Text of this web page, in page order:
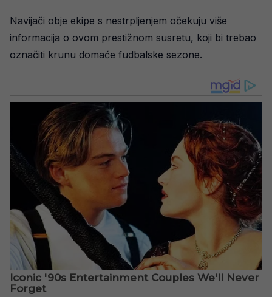
Navijači obje ekipe s nestrpljenjem očekuju više
informacija o ovom prestižnom susretu, koji bi trebao
označiti krunu domaće fudbalske sezone.